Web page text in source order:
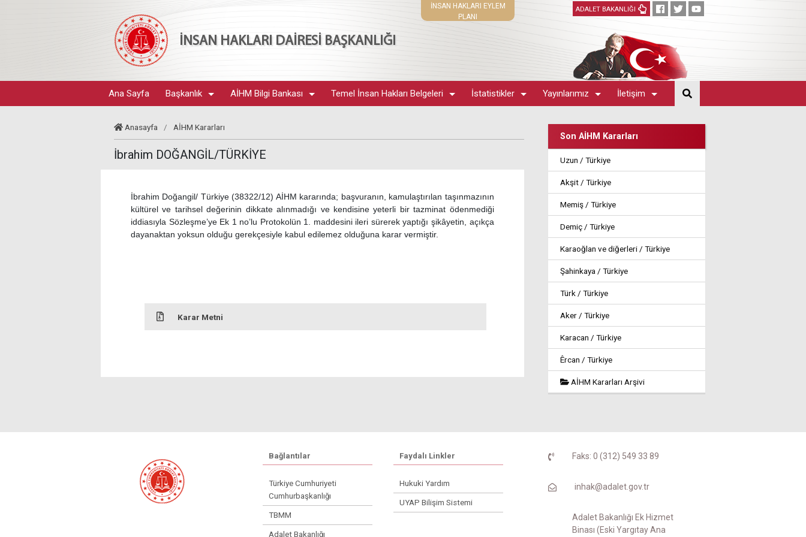
İNSAN HAKLARI DAİRESİ BAŞKANLIĞI
İNSAN HAKLARI EYLEM
PLANI
ADALET BAKANLIĞI
Ana Sayfa Başkanlık AİHM Bilgi Bankası Temel İnsan Hakları Belgeleri İstatistikler Yayınlarımız İletişim
Anasayfa / AİHM Kararları
İbrahim DOĞANGİL/TÜRKİYE
İbrahim Doğangil/ Türkiye (38322/12) AİHM kararında; başvuranın, kamulaştırılan taşınmazının
kültürel ve tarihsel değerinin dikkate alınmadığı ve kendisine yeterli bir tazminat ödenmediği
iddiasıyla Sözleşme’ye Ek 1 no’lu Protokolün 1. maddesini ileri sürerek yaptığı şikâyetin, açıkça
dayanaktan yoksun olduğu gerekçesiyle kabul edilemez olduğuna karar vermiştir.
Karar Metni
Son AİHM Kararları
Uzun / Türkiye
Akşit / Türkiye
Memiş / Türkiye
Demiç / Türkiye
Karaoğlan ve diğerleri / Türkiye
Şahinkaya / Türkiye
Türk / Türkiye
Aker / Türkiye
Karacan / Türkiye
Êrcan / Türkiye
AİHM Kararları Arşivi
Bağlantılar
Türkiye Cumhuriyeti
Cumhurbaşkanlığı
TBMM
Adalet Bakanlığı
Faydalı Linkler
Hukuki Yardım
UYAP Bilişim Sistemi
Faks: 0 (312) 549 33 89
inhak@adalet.gov.tr
Adalet Bakanlığı Ek Hizmet
Binası (Eski Yargıtay Ana